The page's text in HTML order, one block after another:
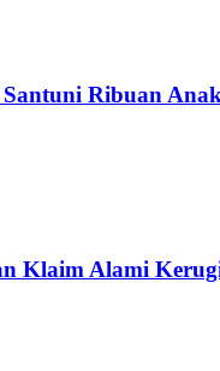
Ribuan
Klaim Alami